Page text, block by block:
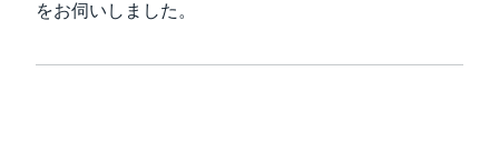
自治体・公共機関・教育機関等
をお伺いしました。